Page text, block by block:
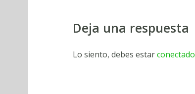
Deja una respuesta
Lo siento, debes estarconectado